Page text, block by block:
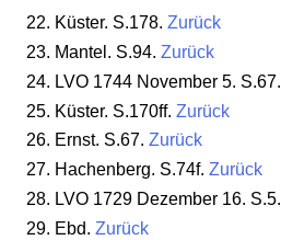
Küster. S.178. Zurück
Mantel. S.94. Zurück
LVO 1744 November 5. S.67.
Küster. S.170ff. Zurück
Ernst. S.67. Zurück
Hachenberg. S.74f. Zurück
LVO 1729 Dezember 16. S.5.
Ebd. Zurück